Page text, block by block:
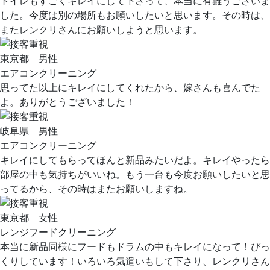
した。今度は別の場所もお願いしたいと思います。その時は、
またレンクリさんにお願いしようと思います。
東京都 男性
エアコンクリーニング
思ってた以上にキレイにしてくれたから、嫁さんも喜んでた
よ。ありがとうございました！
岐阜県 男性
エアコンクリーニング
キレイにしてもらってほんと新品みたいだよ。キレイやったら
部屋の中も気持ちがいいね。もう一台も今度お願いしたいと思
ってるから、その時はまたお願いしますね。
東京都 女性
レンジフードクリーニング
本当に新品同様にフードもドラムの中もキレイになって！びっ
くりしています！いろいろ気遣いもして下さり、レンクリさん